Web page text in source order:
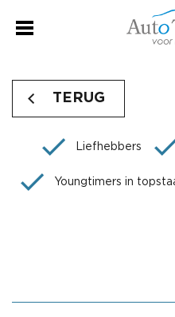
TERUG
Liefhebbers
Youngtimers in